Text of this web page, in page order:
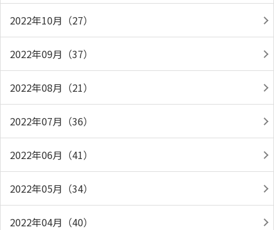
2022年10月（27）
2022年09月（37）
2022年08月（21）
2022年07月（36）
2022年06月（41）
2022年05月（34）
2022年04月（40）